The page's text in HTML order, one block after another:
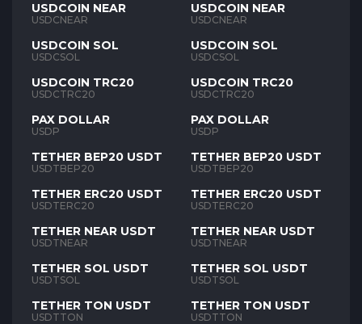
USDCOIN NEAR
USDCNEAR
USDCOIN SOL
USDCSOL
USDCOIN TRC20
USDCTRC20
PAX DOLLAR
USDP
TETHER BEP20 USDT
USDTBEP20
TETHER ERC20 USDT
USDTERC20
TETHER NEAR USDT
USDTNEAR
TETHER SOL USDT
USDTSOL
TETHER TON USDT
USDTTON
USDCOIN NEAR
USDCNEAR
USDCOIN SOL
USDCSOL
USDCOIN TRC20
USDCTRC20
PAX DOLLAR
USDP
TETHER BEP20 USDT
USDTBEP20
TETHER ERC20 USDT
USDTERC20
TETHER NEAR USDT
USDTNEAR
TETHER SOL USDT
USDTSOL
TETHER TON USDT
USDTTON